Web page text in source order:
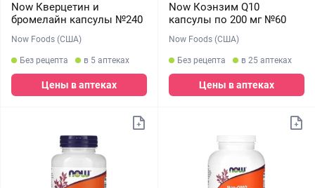
Now Кверцетин и
бромелайн капсулы №240
Now Foods (США)
Без рецепта в 5 аптеках
Цены в аптеках
Now Коэнзим Q10
капсулы по 200 мг №60
Now Foods (США)
Без рецепта в 25 аптеках
Цены в аптеках